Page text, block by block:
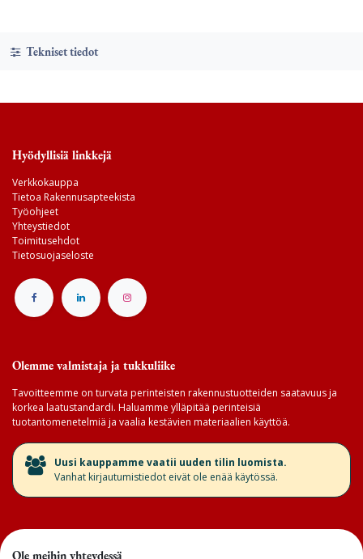
Tekniset tiedot
Hyödyllisiä linkkejä
Verkkokauppa
Tietoa Rakennusapteekista
Työohjeet
Yhteystiedot
Toimitusehdot
Tietosuojaseloste
Olemme valmistaja ja tukkuliike
Tavoitteemme on turvata perinteisten rakennustuotteiden saatavuus ja
korkea laatustandardi. Haluamme ylläpitää perinteisiä
tuotantomenetelmiä ja vaalia kestävien materiaalien käyttöä.
​Uusi kauppamme vaatii uuden tilin luomista.
Vanhat kirjautumistiedot eivät ole enää käytössä.
Ole meihin yhteydessä